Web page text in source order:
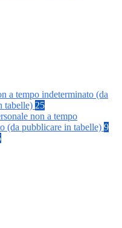
a tempo indeterminato (da
tabelle) 25
non a tempo
(da pubblicare in tabelle) 9